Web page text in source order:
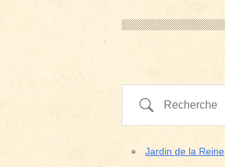
Recherche
Jardin de la Reine